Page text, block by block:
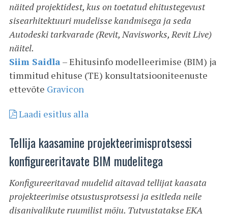
näited projektidest, kus on toetatud ehitustegevust
sisearhitektuuri mudelisse kandmisega ja seda
Autodeski tarkvarade (Revit, Navisworks, Revit Live)
näitel.
Siim Saidla – Ehitusinfo modelleerimise (BIM) ja
timmitud ehituse (TE) konsultatsiooniteenuste
ettevõte Gravicon
Laadi esitlus alla
Tellija kaasamine projekteerimisprotsessi
konfigureeritavate BIM mudelitega
Konfigureeritavad mudelid aitavad tellijat kaasata
projekteerimise otsustusprotsessi ja esitleda neile
disanivalikute ruumilist mõju. Tutvustatakse EKA